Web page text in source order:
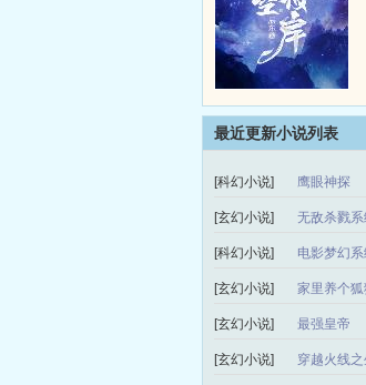
最近更新小说列表
[科幻小说] 鹰眼神探
[玄幻小说] 无敌杀戮
[科幻小说] 电影梦幻
[玄幻小说] 家里养个狐
[玄幻小说] 最强皇帝
[玄幻小说] 穿越火线